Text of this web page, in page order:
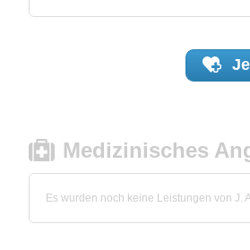
Medizinisches
Es wurden noch keine Leistungen von J.